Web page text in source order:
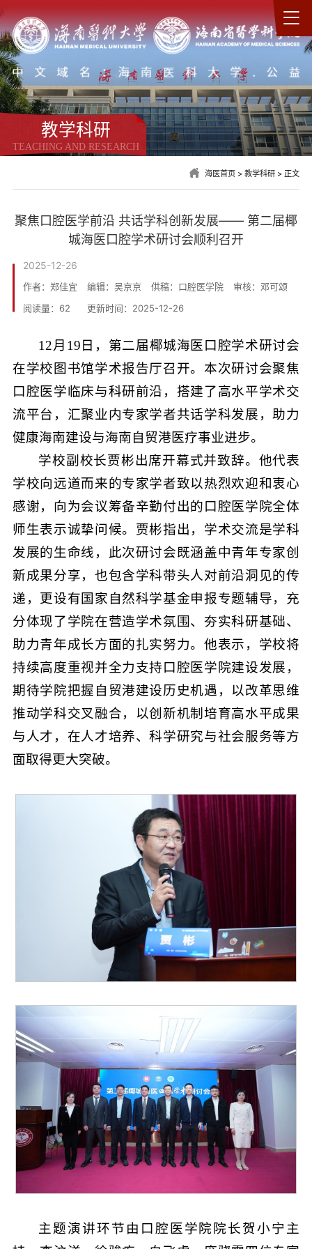
教学科研
TEACHING AND RESEARCH
海医首页 >教学科研 > 正文
聚焦口腔医学前沿 共话学科创新发展—— 第二届椰
城海医口腔学术研讨会顺利召开
2025-12-26
作者：郑佳宜 编辑：吴京京 供稿：口腔医学院
审核：邓可颂
阅读量： 62 更新时间：2025-12-26
12月19日，第二届椰城海医口腔学术研讨会
在学校图书馆学术报告厅召开。本次研讨会聚焦
口腔医学临床与科研前沿，搭建了高水平学术交
流平台，汇聚业内专家学者共话学科发展，助力
健康海南建设与海南自贸港医疗事业进步。
学校副校长贾彬出席开幕式并致辞。他代表
学校向远道而来的专家学者致以热烈欢迎和衷心
感谢，向为会议筹备辛勤付出的口腔医学院全体
师生表示诚挚问候。贾彬指出，学术交流是学科
发展的生命线，此次研讨会既涵盖中青年专家创
新成果分享，也包含学科带头人对前沿洞见的传
递，更设有国家自然科学基金申报专题辅导，充
分体现了学院在营造学术氛围、夯实科研基础、
助力青年成长方面的扎实努力。他表示，学校将
持续高度重视并全力支持口腔医学院建设发展，
期待学院把握自贸港建设历史机遇，以改革思维
推动学科交叉融合，以创新机制培育高水平成果
与人才，在人才培养、科学研究与社会服务等方
面取得更大突破。
主题演讲环节由口腔医学院院长贺小宁主